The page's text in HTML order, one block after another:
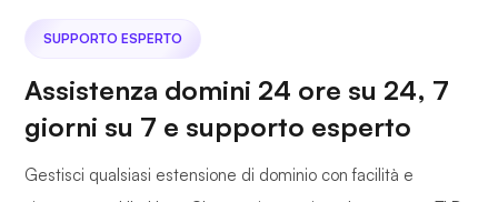
SUPPORTO ESPERTO
Assistenza domini 24 ore su 24, 7
giorni su 7 e supporto esperto
Gestisci qualsiasi estensione di dominio con facilità e